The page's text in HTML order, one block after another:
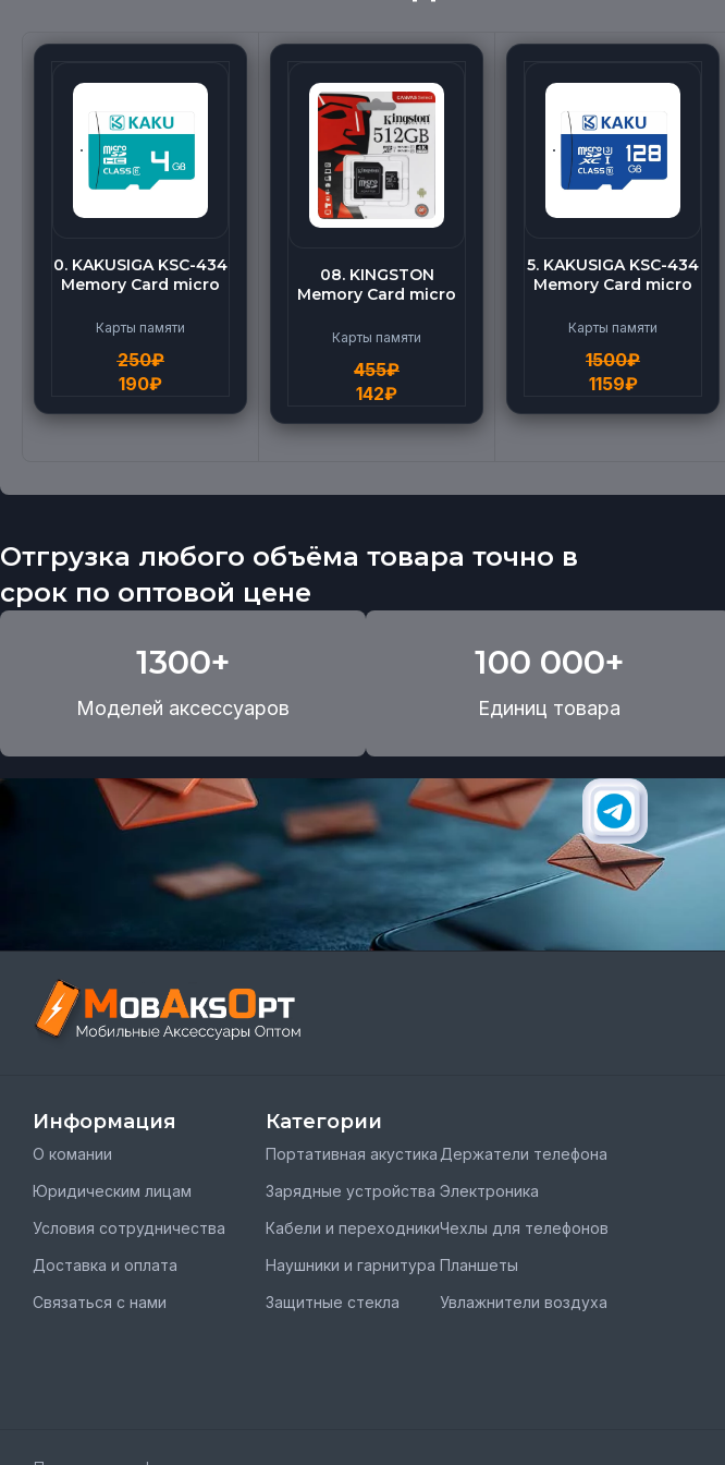
0. KAKUSIGA KSC-434
Memory Card micro
Speed (4G)
Карты памяти
250₽
190₽
08. KINGSTON
Memory Card micro
Карты памяти
455₽
142₽
5. KAKUSIGA KSC-434
Memory Card micro
Speed (128G)
Карты памяти
1500₽
1159₽
Отгрузка любого объёма товара точно в
срок по оптовой цене
1300+
Моделей аксессуаров
100 000+
Единиц товара
Информация
О комании
Юридическим лицам
Условия сотрудничества
Доставка и оплата
Связаться с нами
Категории
Портативная акустика
Зарядные устройства
Кабели и переходники
Наушники и гарнитура
Защитные стекла
Держатели телефона
Электроника
Чехлы для телефонов
Планшеты
Увлажнители воздуха